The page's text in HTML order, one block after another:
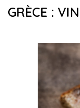
GRÈCE :